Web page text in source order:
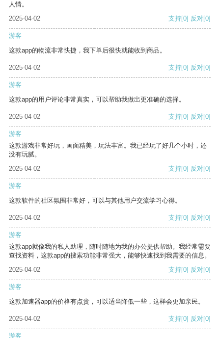
人情。
2025-04-02
支持[0] 反对[0]
游客
这款app的物流非常快捷，我下单后很快就能收到商品。
2025-04-02 支持[0] 反对[0]
游客
这款app的用户评论非常真实，可以帮助我做出更准确的选择。
2025-04-02 支持[0] 反对[0]
游客
这款游戏非常好玩，画面精美，玩法丰富。我已经玩了好几个小时，还
没有玩腻。
2025-04-02
支持[0] 反对[0]
游客
这款软件的社区氛围非常好，可以与其他用户交流学习心得。
2025-04-02 支持[0] 反对[0]
游客
这款app就像我的私人助理，随时随地为我的办公提供帮助。我经常需要
查找资料，这款app的搜索功能非常强大，能够快速找到我需要的信息。
2025-04-02
支持[0] 反对[0]
游客
这款加速器app的价格有点贵，可以适当降低一些，这样会更加亲民。
2025-04-02 支持[0] 反对[0]
游客